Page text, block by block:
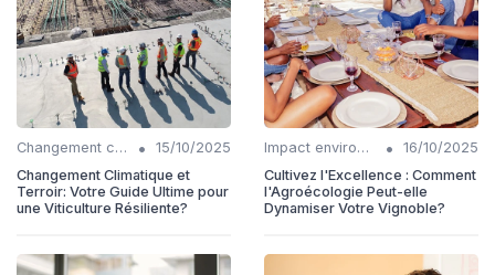
Changement climatique •
15/10/2025
Changement Climatique et
Terroir: Votre Guide Ultime pour
une Viticulture Résiliente?
Impact environnemental •
16/10/2025
Cultivez l'Excellence : Comment
l'Agroécologie Peut-elle
Dynamiser Votre Vignoble?